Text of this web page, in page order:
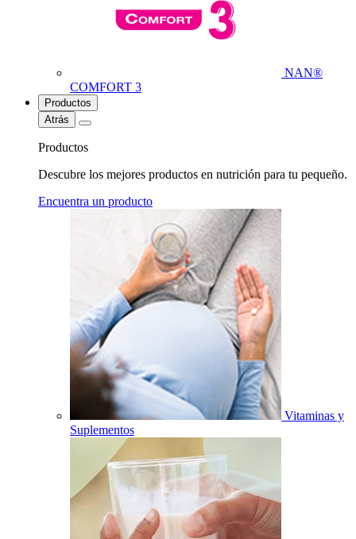
NAN®
COMFORT 3
Productos
Atrás
Productos
Descubre los mejores productos en nutrición para tu pequeño.
Encuentra un producto
Vitaminas y
Suplementos